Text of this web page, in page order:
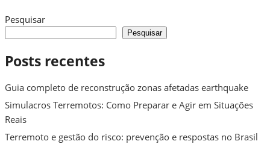
Pesquisar
Pesquisar
Posts recentes
Guia completo de reconstrução zonas afetadas earthquake
Simulacros Terremotos: Como Preparar e Agir em Situações
Reais
Terremoto e gestão do risco: prevenção e respostas no Brasil